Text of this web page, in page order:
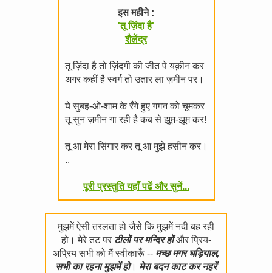
इस महीने :
'तू ज़िंदा है'
शैलेंद्र
तू ज़िंदा है तो ज़िंदगी की जीत पे यक़ीन कर
अगर कहीं है स्वर्ग तो उतार ला ज़मीन पर।
ये सुबह-ओ-शाम के रँगे हुए गगन को चूमकर
तू सुन ज़मीन गा रही है कब से झूम-झूम कर!
तू आ मेरा सिंगार कर तू आ मुझे हसीन कर।
..
पूरी प्रस्तुति यहाँ पढें और सुनें...
मुझमें ऐसी तरलता हो जैसे कि मुझमें नदी बह रही
हो। मेरे तट पर टीलों पर मन्दिर होंऔर प्रिय-
अप्रिय सभी को मैं स्वीकारूँ -- मच्छ मगर घड़ियाल,
सभी का रहना मुझमें हो। मेरा बदन काट कर नहरें